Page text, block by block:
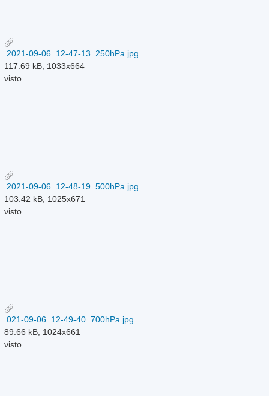
2021-09-06_12-47-13_250hPa.jpg
117.69 kB, 1033x664
visto
2021-09-06_12-48-19_500hPa.jpg
103.42 kB, 1025x671
visto
021-09-06_12-49-40_700hPa.jpg
89.66 kB, 1024x661
visto